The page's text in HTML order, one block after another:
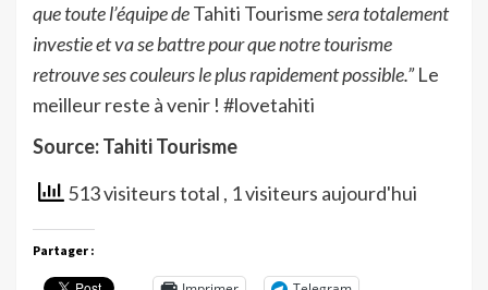
que toute l’équipe deTahiti Tourismesera totalement
investie et va se battre pour que notre tourisme
retrouve ses couleurs le plus rapidement possible.”Le
meilleur reste à venir ! #lovetahiti
Source: Tahiti Tourisme
513 visiteurs total , 1 visiteurs aujourd'hui
Partager :